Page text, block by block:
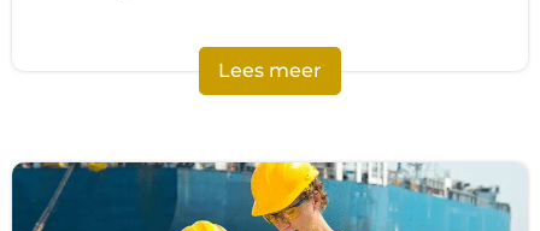
Lees meer